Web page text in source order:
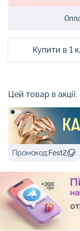
Купити в 1
Цей товар в акції:
Промокод:Fest2